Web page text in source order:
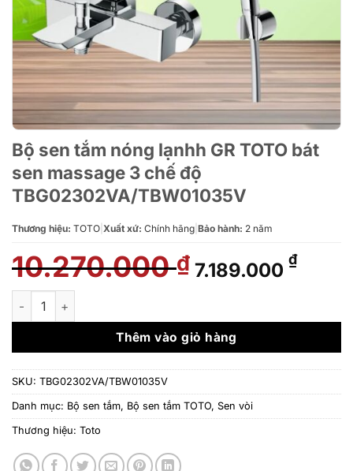
Bộ sen tắm nóng lạnhh GR TOTO bát
sen massage 3 chế độ
TBG02302VA/TBW01035V
Thương hiệu: TOTO Xuất xứ: Chính hãng Bảo hành: 2 năm
10.270.000₫ Giá
gốc
10.270.000 ₫.
7.189.000 ₫Giá
là:
Bộ sen tắm nóng lạnhh GR TOTO bát sen massage 3 chế độ
Thêm vào giỏ hàng
SKU: TBG02302VA/TBW01035V
Danh mục: Bộ sen tắm, Bộ sen tắm TOTO, Sen vòi
Thương hiệu: Toto